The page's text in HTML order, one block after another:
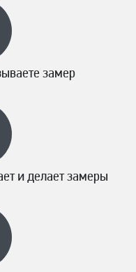
замер
и делает замеры